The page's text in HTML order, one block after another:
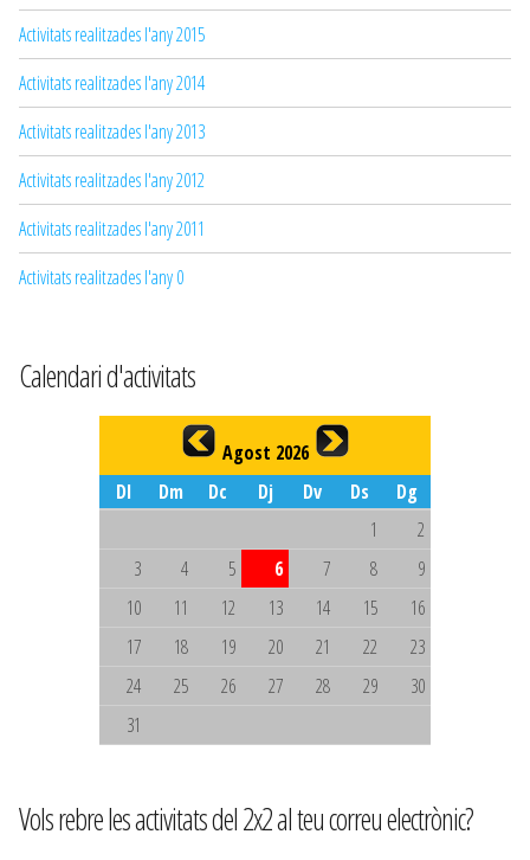
Activitats realitzades l'any 2015
Activitats realitzades l'any 2014
Activitats realitzades l'any 2013
Activitats realitzades l'any 2012
Activitats realitzades l'any 2011
Activitats realitzades l'any 0
Calendari d'activitats
Agost 2026
Dl
Dm Dc Dj Dv Ds
Dg
1
2
3
4 5 6 7 8
9
10
11 12 13 14 15
16
17
18 19 20 21 22
23
24
25 26 27 28 29
30
31
Vols rebre les activitats del 2x2 al teu correu electrònic?